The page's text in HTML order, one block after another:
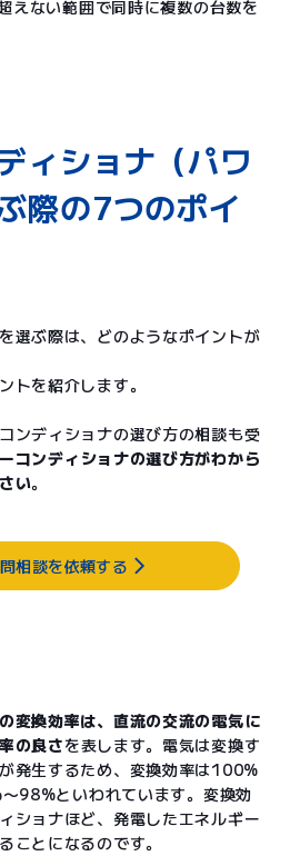
えない範囲で同時に複数の台数を
ィショナ（パワ
際の7つのポイ
選ぶ際は、どのようなポイントが
トを紹介します。
ンディショナの選び方の相談も受
コンディショナの選び方がわから
い。
相談を依頼する
変換効率は、直流の交流の電気に
の良さを表します。電気は変換す
発生するため、変換効率は100%
98%といわれています。変換効
ショナほど、発電したエネルギー
ことになるのです。